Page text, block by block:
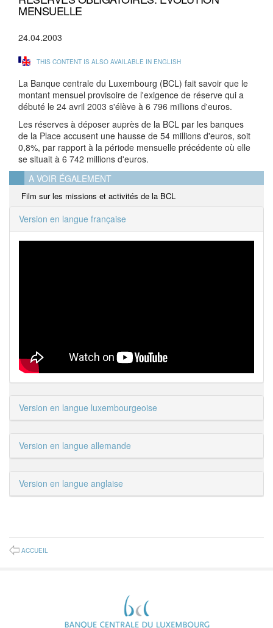
MENSUELLE
24.04.2003
THIS CONTENT IS ALSO AVAILABLE IN ENGLISH
La Banque centrale du Luxembourg (BCL) fait savoir que le
montant mensuel provisoire de l'exigence de réserve qui a
débuté le 24 avril 2003 s'élève à 6 796 millions d'euros.
Les réserves à déposer auprès de la BCL par les banques
de la Place accusent une hausse de 54 millions d'euros, soit
0,8%, par rapport à la période mensuelle précédente où elle
se situait à 6 742 millions d'euros.
A VOIR ÉGALEMENT
Film sur les missions et activités de la BCL
Version en langue française
Version en langue luxembourgeoise
Version en langue allemande
Version en langue anglaise
ACCUEIL